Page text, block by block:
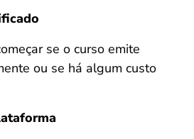
se o curso emite
ou se há algum custo